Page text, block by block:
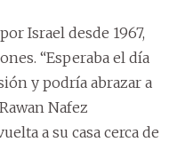
Israel desde 1967,
“Esperaba el día
y podría abrazar a
Nafez
a su casa cerca de